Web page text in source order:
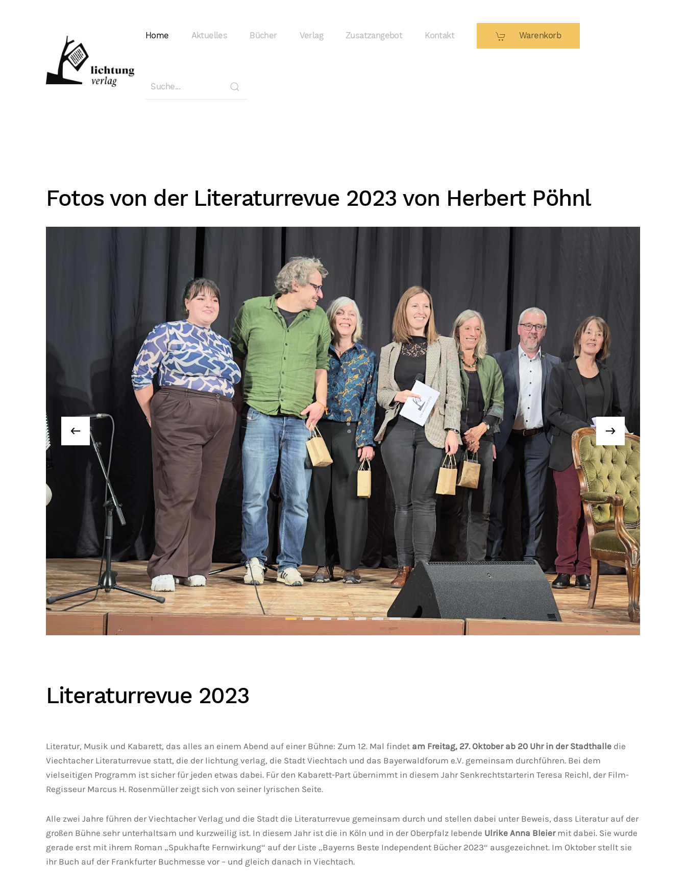
Home Aktuelles Bücher Verlag Zusatzangebot Kontakt Warenkorb
Fotos von der Literaturrevue 2023 von Herbert Pöhnl
Literaturrevue 2023
Literatur, Musik und Kabarett, das alles an einem Abend auf einer Bühne: Zum 12. Mal findet am Freitag, 27. Oktober ab 20 Uhr in der Stadthalle die
Viechtacher Literaturrevue statt, die der lichtung verlag, die Stadt Viechtach und das Bayerwaldforum e.V. gemeinsam durchführen. Bei dem
vielseitigen Programm ist sicher für jeden etwas dabei. Für den Kabarett-Part übernimmt in diesem Jahr Senkrechtstarterin Teresa Reichl, der Film-
Regisseur Marcus H. Rosenmüller zeigt sich von seiner lyrischen Seite.
Alle zwei Jahre führen der Viechtacher Verlag und die Stadt die Literaturrevue gemeinsam durch und stellen dabei unter Beweis, dass Literatur auf der
großen Bühne sehr unterhaltsam und kurzweilig ist. In diesem Jahr ist die in Köln und in der Oberpfalz lebende Ulrike Anna Bleiermit dabei. Sie wurde
gerade erst mit ihrem Roman „Spukhafte Fernwirkung“ auf der Liste „Bayerns Beste Independent Bücher 2023“ ausgezeichnet. Im Oktober stellt sie
ihr Buch auf der Frankfurter Buchmesse vor – und gleich danach in Viechtach.